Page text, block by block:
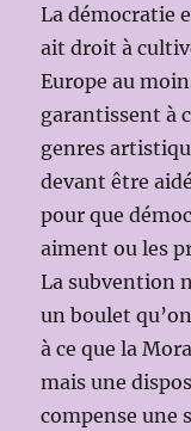
La démocratie
ait droit à
Europe au
garantissent à
genres
devant être
pour que
aiment ou les
La subvention
un boulet
à ce que la
mais une
compense une